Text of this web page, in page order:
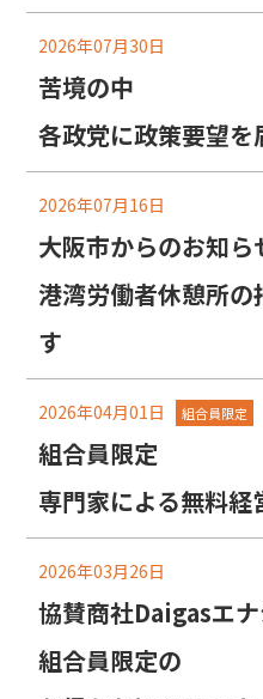
2026年07月30日
苦境の中
各政党に政策要望を
2026年07月16日
大阪市からのお知ら
港湾労働者休憩所
す
2026年04月01日 組合員限定
組合員限定
専門家による無料経
2026年03月26日
協賛商社Daigasエ
組合員限定の